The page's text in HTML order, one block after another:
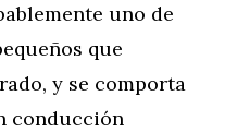
uno de
que
y se comporta
conducción